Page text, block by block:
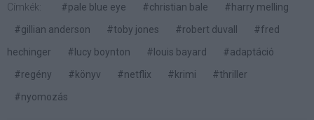
Címkék: #pale blue eye #christian bale
#harry melling
#gillian anderson
#toby jones #robert duvall
#fred
hechinger
#lucy boynton #louis bayard
#adaptáció
#regény
#könyv #netflix #krimi
#thriller
#nyomozás